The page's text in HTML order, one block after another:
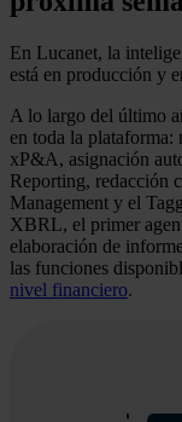
En Lucanet, la
está en producción y
A lo largo del último
en toda la
xP&A, asignación
Reporting, redacción
Management y el
XBRL, el primer
elaboración de
las funciones
nivel financiero.